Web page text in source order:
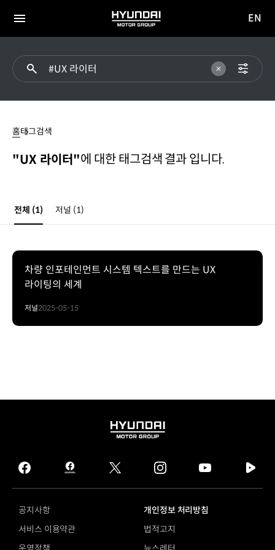
전체
HYUNDAI
MOTOR
이동
EN
홈태그검색
"UX 라이터"에 대한 태그검색 결과 입니다.
전체 (1) 저널 (1)
차량 인포테인먼트 시스템 텍스트를 만드는 UX
라이팅의 세계
저널2025-05-15
HYUNDAI
GROUP
facebook
hmg
journal
twitter instagram
tv
공지사항
개인정보 처리방침
서비스 이용약관
법적고지